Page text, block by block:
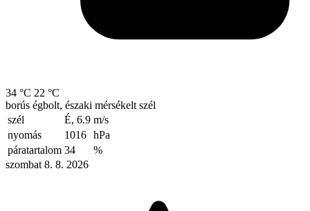
34 °C 22 °C
borús égbolt, északi mérsékelt szél
szél
É, 6.9 m/s
nyomás
1016 hPa
páratartalom 34
%
szombat 8. 8. 2026